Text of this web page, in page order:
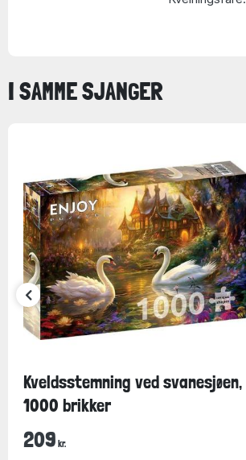
I SAMME SJANGER
Kveldsstemning ved svanesjøen,
1000 brikker
209 kr.